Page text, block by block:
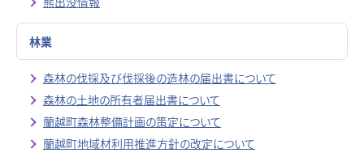
林業
森林の伐採及び伐採後の造林の届出書について
森林の土地の所有者届出書について
蘭越町森林整備計画の策定について
蘭越町地域材利用推進方針の改定について